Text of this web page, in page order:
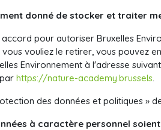
donné de stocker et traiter
pour autoriser Bruxelles
vouliez le retirer, vous pouvez
Environnement à l'adresse
https://nature-academy.brussels.
des données et politiques »
à caractère personnel